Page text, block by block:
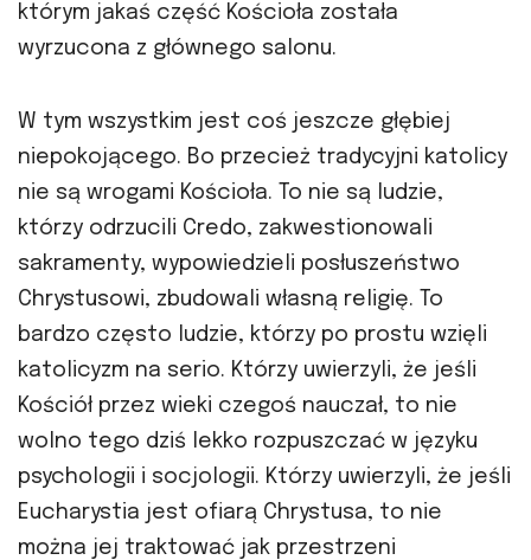
którym jakaś część Kościoła została
wyrzucona z głównego salonu.
W tym wszystkim jest coś jeszcze głębiej
niepokojącego. Bo przecież tradycyjni katolicy
nie są wrogami Kościoła. To nie są ludzie,
którzy odrzucili Credo, zakwestionowali
sakramenty, wypowiedzieli posłuszeństwo
Chrystusowi, zbudowali własną religię. To
bardzo często ludzie, którzy po prostu wzięli
katolicyzm na serio. Którzy uwierzyli, że jeśli
Kościół przez wieki czegoś nauczał, to nie
wolno tego dziś lekko rozpuszczać w języku
psychologii i socjologii. Którzy uwierzyli, że jeśli
Eucharystia jest ofiarą Chrystusa, to nie
można jej traktować jak przestrzeni